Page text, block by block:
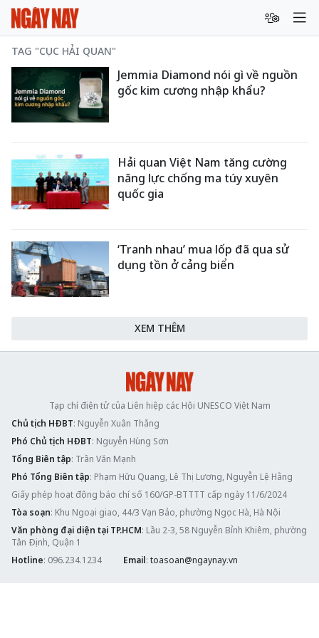
TAG "CỤC HẢI QUAN"
Jemmia Diamond nói gì về nguồn
gốc kim cương nhập khẩu?
Hải quan Việt Nam tăng cường
năng lực chống ma túy xuyên
quốc gia
‘Tranh nhau’ mua lốp đã qua sử
dụng tồn ở cảng biển
XEM THÊM
Tạp chí điện tử của Liên hiệp các Hội UNESCO Việt Nam
Chủ tịch HĐBT: Nguyễn Xuân Thắng
Phó Chủ tịch HĐBT: Nguyễn Hùng Sơn
Tổng Biên tập: Trần Văn Mạnh
Phó Tổng Biên tập: Phạm Hữu Quang, Lê Thị Lương, Nguyễn Lệ Hằng
Giấy phép hoạt động báo chí số 160/GP-BTTTT cấp ngày 11/6/2024
Tòa soạn: Khu Ngoại giao, 44/3 Vạn Bảo, phường Ngọc Hà, Hà Nội
Văn phòng đại diện tại TP.HCM: Lầu 2-3, 58 Nguyễn Bỉnh Khiêm, phường
Tân Định, Quận 1
Hotline: 096.234.1234 Email: toasoan@ngaynay.vn